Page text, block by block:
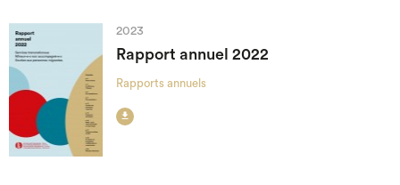
2023
Rapport annuel 2022
Rapports annuels
